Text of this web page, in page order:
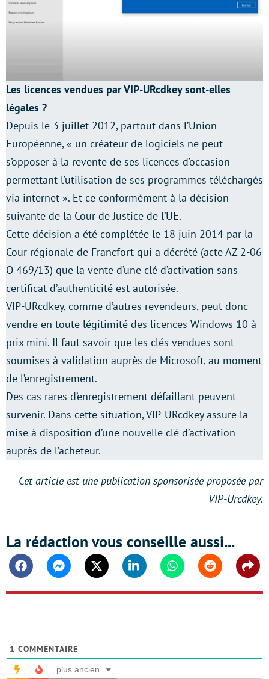
Les licences vendues par VIP-URcdkey sont-elles
légales ?
Depuis le 3 juillet 2012, partout dans l’Union
Européenne, « un créateur de logiciels ne peut
s’opposer à la revente de ses licences d’occasion
permettant l’utilisation de ses programmes téléchargés
via internet ». Et ce conformément à la décision
suivante de la Cour de Justice de l’UE.
Cette décision a été complétée le 18 juin 2014 par la
Cour régionale de Francfort qui a décrété (acte AZ 2-06
O 469/13) que la vente d’une clé d’activation sans
certificat d’authenticité est autorisée.
VIP-URcdkey, comme d’autres revendeurs, peut donc
vendre en toute légitimité des licences Windows 10 à
prix mini. Il faut savoir que les clés vendues sont
soumises à validation auprès de Microsoft, au moment
de l’enregistrement.
Des cas rares d’enregistrement défaillant peuvent
survenir. Dans cette situation, VIP-URcdkey assure la
mise à disposition d’une nouvelle clé d’activation
auprès de l’acheteur.
Cet article est une publication sponsorisée proposée par
VIP-Urcdkey.
La rédaction vous conseille aussi...
FacebookMessengerTwitter Linkedin WhatsappReddit
1 COMMENTAIRE
plus ancien